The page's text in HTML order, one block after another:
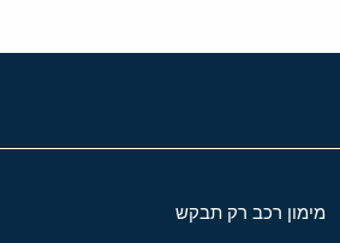
מימון רכב רק תבקש